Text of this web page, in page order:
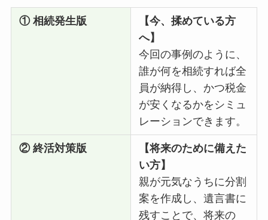
① 相続発生版
【今、揉めている方
へ】
今回の事例のように、
誰が何を相続すれば全
員が納得し、かつ税金
が安くなるかをシミュ
レーションできます。
② 終活対策版
【将来のために備えた
い方】
親が元気なうちに分割
案を作成し、遺言書に
残すことで、将来の